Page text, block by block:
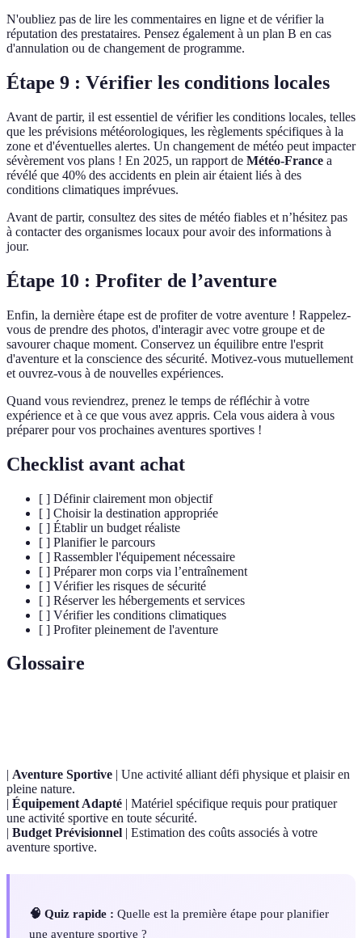
N'oubliez pas de lire les commentaires en ligne et de vérifier la
réputation des prestataires. Pensez également à un plan B en cas
d'annulation ou de changement de programme.
Étape 9 : Vérifier les conditions locales
Avant de partir, il est essentiel de vérifier les conditions locales, telles
que les prévisions météorologiques, les règlements spécifiques à la
zone et d'éventuelles alertes. Un changement de météo peut impacter
sévèrement vos plans ! En 2025, un rapport de Météo-France a
révélé que 40% des accidents en plein air étaient liés à des
conditions climatiques imprévues.
Avant de partir, consultez des sites de météo fiables et n’hésitez pas
à contacter des organismes locaux pour avoir des informations à
jour.
Étape 10 : Profiter de l’aventure
Enfin, la dernière étape est de profiter de votre aventure ! Rappelez-
vous de prendre des photos, d'interagir avec votre groupe et de
savourer chaque moment. Conservez un équilibre entre l'esprit
d'aventure et la conscience des sécurité. Motivez-vous mutuellement
et ouvrez-vous à de nouvelles expériences.
Quand vous reviendrez, prenez le temps de réfléchir à votre
expérience et à ce que vous avez appris. Cela vous aidera à vous
préparer pour vos prochaines aventures sportives !
Checklist avant achat
[ ] Définir clairement mon objectif
[ ] Choisir la destination appropriée
[ ] Établir un budget réaliste
[ ] Planifier le parcours
[ ] Rassembler l'équipement nécessaire
[ ] Préparer mon corps via l’entraînement
[ ] Vérifier les risques de sécurité
[ ] Réserver les hébergements et services
[ ] Vérifier les conditions climatiques
[ ] Profiter pleinement de l'aventure
Glossaire
| Aventure Sportive | Une activité alliant défi physique et plaisir en
pleine nature.
| Équipement Adapté | Matériel spécifique requis pour pratiquer
une activité sportive en toute sécurité.
| Budget Prévisionnel | Estimation des coûts associés à votre
aventure sportive.
🧠 Quiz rapide : Quelle est la première étape pour planifier
une aventure sportive ?